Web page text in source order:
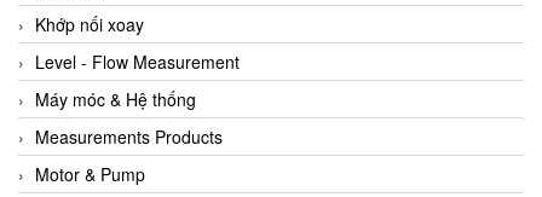
Khớp nối xoay
Level - Flow Measurement
Máy móc & Hệ thống
Measurements Products
Motor & Pump